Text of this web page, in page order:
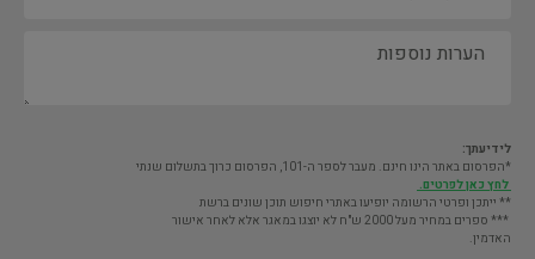
לידיעתך:
*הפרסום באתר הינו חינם. מעבר לספר ה-101, הפרסום כרוך בתשלום שנתי
לחץ כאן לפרטים.
** ייתכן ופרטי הרשומה יופיעו באתרי חיפוש תוכן שונים ברשת
*** ספרים במחיר מעל 2000 ש"ח לא יוצגו במאגר אלא לאחר אישור
האדמין.